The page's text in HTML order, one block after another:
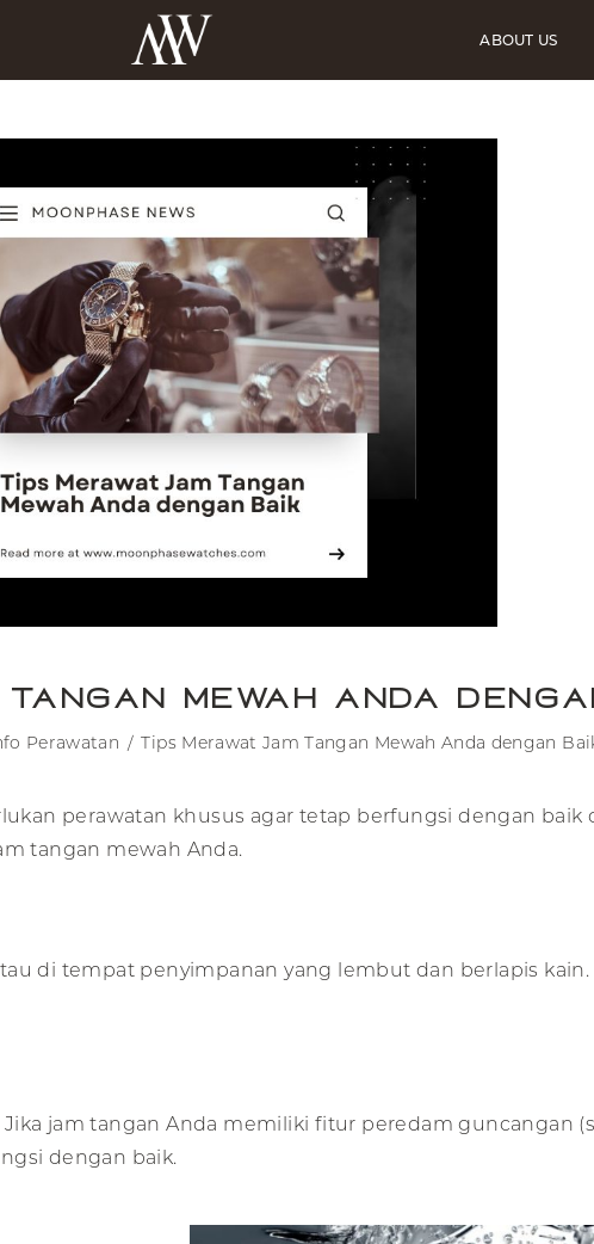
ABOUT US
Mewah Anda
Perawatan Tips Merawat Jam Tangan Mewah Anda dengan
perawatan khusus agar tetap berfungsi dengan baik
tangan mewah Anda.
di tempat penyimpanan yang lembut dan berlapis
jam tangan Anda memiliki fitur peredam guncangan
dengan baik.